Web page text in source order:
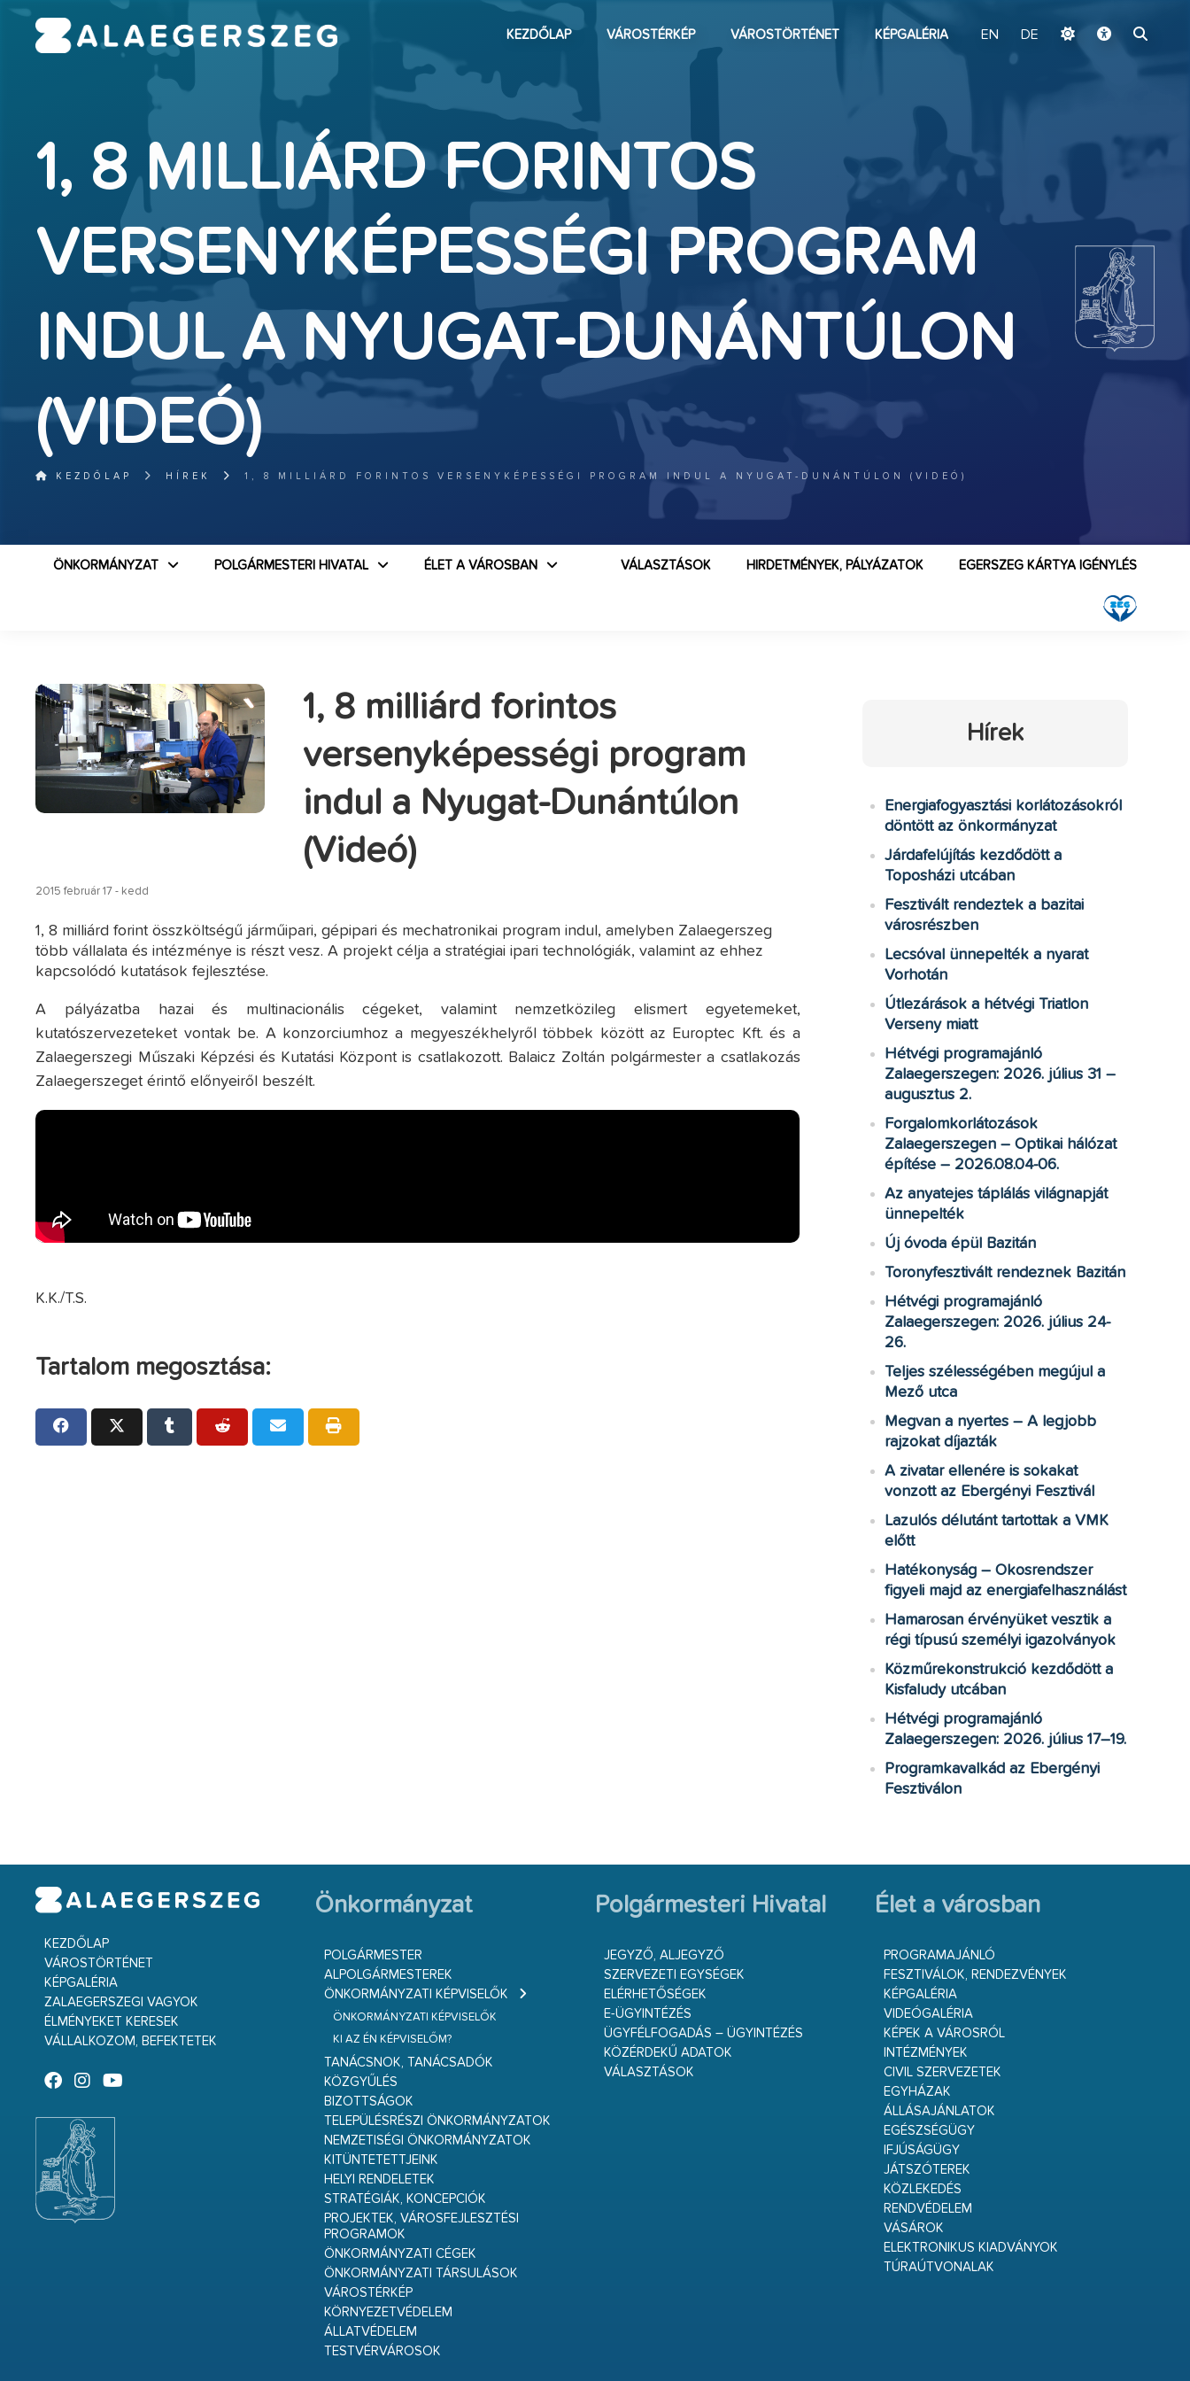
KEZDŐLAP VÁROSTÉRKÉP VÁROSTÖRTÉNET KÉPGALÉRIA EN DE
1, 8 MILLIÁRD FORINTOS
VERSENYKÉPESSÉGI PROGRAM
INDUL A NYUGAT-DUNÁNTÚLON
(VIDEÓ)
KEZDŐLAP HÍREK 1, 8 MILLIÁRD FORINTOS VERSENYKÉPESSÉGI PROGRAM INDUL A NYUGAT-DUNÁNTÚLON (VIDEÓ)
ÖNKORMÁNYZAT POLGÁRMESTERI HIVATAL ÉLET A VÁROSBAN EGERSZEG KÁRTYA IGÉNYLÉS
HIRDETMÉNYEK, PÁLYÁZATOK
VÁLASZTÁSOK
1, 8 milliárd forintos
versenyképességi program
indul a Nyugat-Dunántúlon
(Videó)
2015 február 17 - kedd
1, 8 milliárd forint összköltségű járműipari, gépipari és mechatronikai program indul, amelyben Zalaegerszeg
több vállalata és intézménye is részt vesz. A projekt célja a stratégiai ipari technológiák, valamint az ehhez
kapcsolódó kutatások fejlesztése.
A pályázatba hazai és multinacionális cégeket, valamint nemzetközileg elismert egyetemeket,
kutatószervezeteket vontak be. A konzorciumhoz a megyeszékhelyről többek között az Europtec Kft. és a
Zalaegerszegi Műszaki Képzési és Kutatási Központ is csatlakozott. Balaicz Zoltán polgármester a csatlakozás
Zalaegerszeget érintő előnyeiről beszélt.
K.K./T.S.
Tartalom megosztása:
Hírek
Energiafogyasztási korlátozásokról
döntött az önkormányzat
Járdafelújítás kezdődött a
Toposházi utcában
Fesztivált rendeztek a bazitai
városrészben
Lecsóval ünnepelték a nyarat
Vorhotán
Útlezárások a hétvégi Triatlon
Verseny miatt
Hétvégi programajánló
Zalaegerszegen: 2026. július 31 –
augusztus 2.
Forgalomkorlátozások
Zalaegerszegen – Optikai hálózat
építése – 2026.08.04-06.
Az anyatejes táplálás világnapját
ünnepelték
Új óvoda épül Bazitán
Toronyfesztivált rendeznek Bazitán
Hétvégi programajánló
Zalaegerszegen: 2026. július 24-
26.
Teljes szélességében megújul a
Mező utca
Megvan a nyertes – A legjobb
rajzokat díjazták
A zivatar ellenére is sokakat
vonzott az Ebergényi Fesztivál
Lazulós délutánt tartottak a VMK
előtt
Hatékonyság – Okosrendszer
figyeli majd az energiafelhasználást
Hamarosan érvényüket vesztik a
régi típusú személyi igazolványok
Közműrekonstrukció kezdődött a
Kisfaludy utcában
Hétvégi programajánló
Zalaegerszegen: 2026. július 17–19.
Programkavalkád az Ebergényi
Fesztiválon
KEZDŐLAP
VÁROSTÖRTÉNET
KÉPGALÉRIA
ZALAEGERSZEGI VAGYOK
ÉLMÉNYEKET KERESEK
VÁLLALKOZOM, BEFEKTETEK
Önkormányzat
POLGÁRMESTER
ALPOLGÁRMESTEREK
ÖNKORMÁNYZATI KÉPVISELŐK
ÖNKORMÁNYZATI KÉPVISELŐK
KI AZ ÉN KÉPVISELŐM?
TANÁCSNOK, TANÁCSADÓK
KÖZGYŰLÉS
BIZOTTSÁGOK
TELEPÜLÉSRÉSZI ÖNKORMÁNYZATOK
NEMZETISÉGI ÖNKORMÁNYZATOK
KITÜNTETETTJEINK
HELYI RENDELETEK
STRATÉGIÁK, KONCEPCIÓK
PROJEKTEK, VÁROSFEJLESZTÉSI
PROGRAMOK
ÖNKORMÁNYZATI CÉGEK
ÖNKORMÁNYZATI TÁRSULÁSOK
VÁROSTÉRKÉP
KÖRNYEZETVÉDELEM
ÁLLATVÉDELEM
TESTVÉRVÁROSOK
Polgármesteri Hivatal
JEGYZŐ, ALJEGYZŐ
SZERVEZETI EGYSÉGEK
ELÉRHETŐSÉGEK
E-ÜGYINTÉZÉS
ÜGYFÉLFOGADÁS – ÜGYINTÉZÉS
KÖZÉRDEKŰ ADATOK
VÁLASZTÁSOK
Élet a városban
PROGRAMAJÁNLÓ
FESZTIVÁLOK, RENDEZVÉNYEK
KÉPGALÉRIA
VIDEÓGALÉRIA
KÉPEK A VÁROSRÓL
INTÉZMÉNYEK
CIVIL SZERVEZETEK
EGYHÁZAK
ÁLLÁSAJÁNLATOK
EGÉSZSÉGÜGY
IFJÚSÁGÜGY
JÁTSZÓTEREK
KÖZLEKEDÉS
RENDVÉDELEM
VÁSÁROK
ELEKTRONIKUS KIADVÁNYOK
TÚRAÚTVONALAK